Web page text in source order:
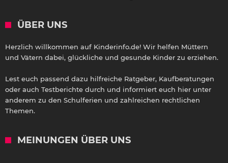
ÜBER UNS
Herzlich willkommen auf Kinderinfo.de! Wir helfen Müttern
und Vätern dabei, glückliche und gesunde Kinder zu erziehen.
Lest euch passend dazu hilfreiche Ratgeber, Kaufberatungen
oder auch Testberichte durch und informiert euch hier unter
anderem zu den Schulferien und zahlreichen rechtlichen
Themen.
MEINUNGEN ÜBER UNS